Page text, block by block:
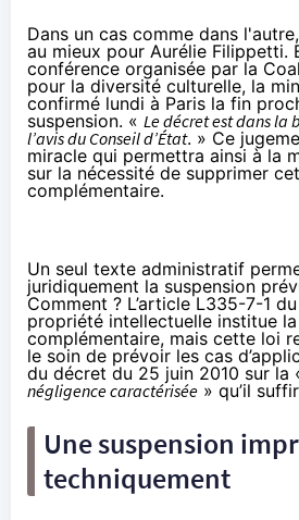
Dans un cas comme dans
au mieux pour Aurélie Filippetti.
conférence organisée par la
pour la diversité culturelle, la
confirmé lundi à Paris la fin
suspension. « Le décret est dans la
l’avis du Conseil d’État. » Ce
miracle qui permettra ainsi à la
sur la nécessité de supprimer
complémentaire.
Un seul texte administratif
juridiquement la suspension
Comment ? L’article L335-7-1
propriété intellectuelle institue
complémentaire, mais cette loi
le soin de prévoir les cas
du décret du 25 juin 2010 sur la
négligence caractérisée » qu’il
Une suspension
techniquement